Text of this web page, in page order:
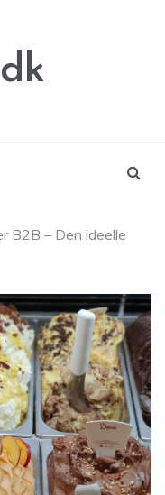
B2B – Den ideelle